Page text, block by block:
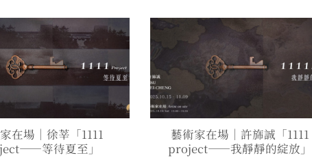
在場｜徐莘「1111
等待夏至」
藝術家在場｜許旆誠「1111
project——我靜靜的綻放」